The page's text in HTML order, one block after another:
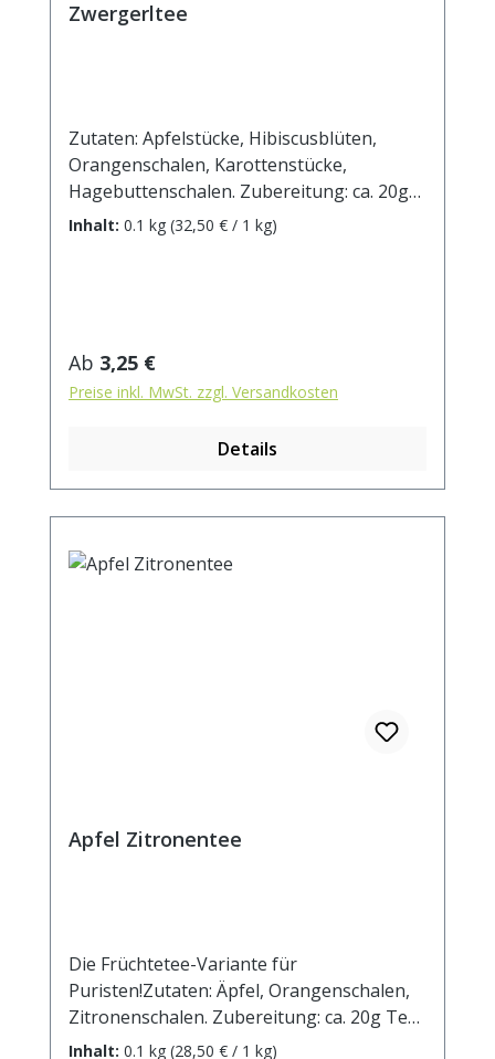
Zwergerltee
Zutaten: Apfelstücke, Hibiscusblüten,
Orangenschalen, Karottenstücke,
Hagebuttenschalen. Zubereitung: ca. 20g
Tee mit 1 l. kochendem Wasser aufgiessen.
Inhalt: 0.1 kg (32,50 € / 1 kg)
Regulärer Preis:
Ab 3,25 €
Preise inkl. MwSt. zzgl. Versandkosten
Details
Apfel Zitronentee
Die Früchtetee-Variante für
Puristen!Zutaten: Äpfel, Orangenschalen,
Zitronenschalen. Zubereitung: ca. 20g Tee
mit 1 l. kochendem Wasser aufgiessen.
Inhalt: 0.1 kg (28,50 € / 1 kg)